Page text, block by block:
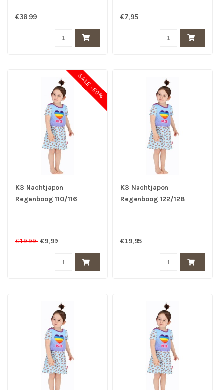
€38,99 €7,95
SALE -50%
K3 Nachtjapon
Regenboog 110/116
€19,99 €9,99
K3 Nachtjapon
Regenboog 122/128
€19,95